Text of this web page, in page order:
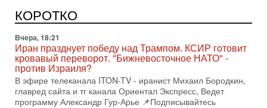
КОРОТКО
безопасности заявил, что Израиль готов самостоятельно
продолжить противостояние с Ираном, если США
Вчера, 18:21
Иран празднует победу над Трампом. КСИР готовит
кровавый переворот. "Бижневосточное НАТО" -
против Израиля?
В эфире телеканала ITON-TV - иранист Михаил Бородкин,
главред сайта и тг канала Ориентал Экспресс, Ведет
программу Александр Гур-Арье 📌Подписывайтесь